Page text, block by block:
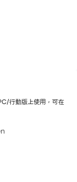
行動版上使用，可在